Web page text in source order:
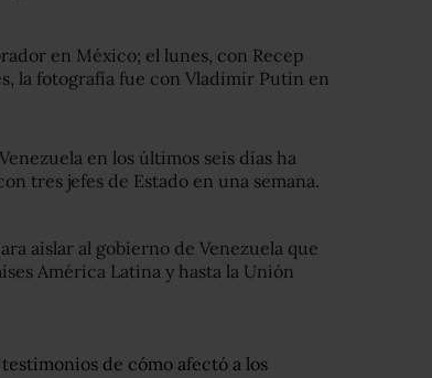
en México; el lunes, con Recep
la fotografía fue con Vladimir Putin en
en los últimos seis días ha
tres jefes de Estado en una semana.
aislar al gobierno de Venezuela que
América Latina y hasta la Unión
de cómo afectó a los